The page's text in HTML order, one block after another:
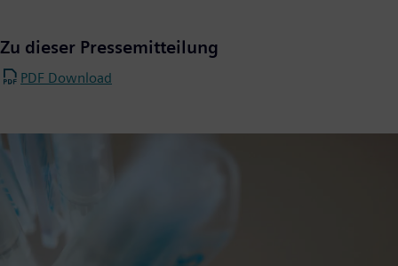
Zu dieser Pressemitteilung
PDF Download